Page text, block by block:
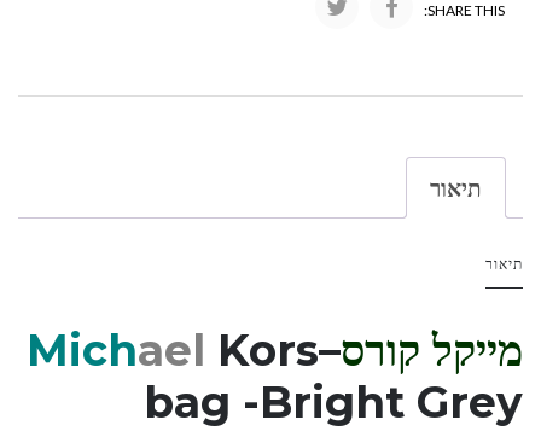
SHARE THIS:
תיאור
תיאור
מייקל קורס–
Michael Kors
bag -Bright Grey